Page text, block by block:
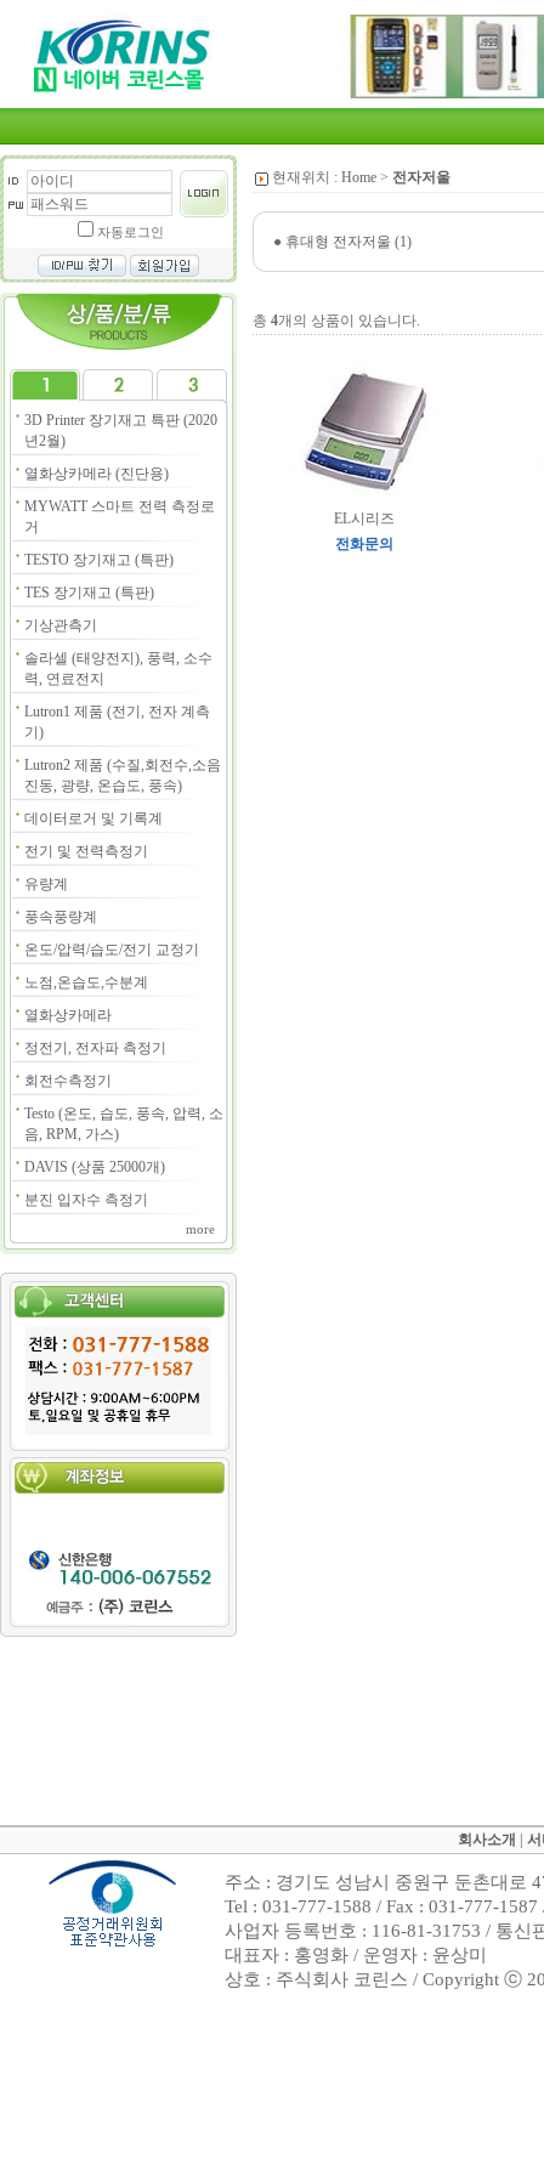
자동로그인
3D Printer 장기재고 특판 (2020
년2월)
열화상카메라 (진단용)
MYWATT 스마트 전력 측정로
거
TESTO 장기재고 (특판)
TES 장기재고 (특판)
기상관측기
솔라셀 (태양전지), 풍력, 소수
력, 연료전지
Lutron1 제품 (전기, 전자 계측
기)
Lutron2 제품 (수질,회전수,소음
진동, 광량, 온습도, 풍속)
데이터로거 및 기록계
전기 및 전력측정기
유량계
풍속풍량계
온도/압력/습도/전기 교정기
노점,온습도,수분계
열화상카메라
정전기, 전자파 측정기
회전수측정기
Testo (온도, 습도, 풍속, 압력, 소
음, RPM, 가스)
DAVIS (상품 25000개)
분진 입자수 측정기
more
현재위치 : Home > 전자저울
● 휴대형 전자저울 (1)
총 4개의 상품이 있습니다.
EL시리즈
전화문의
회사소개
주소 : 경기도 성남시 중원구 둔촌대로
Tel : 031-777-1588 / Fax : 031-777-
사업자 등록번호 : 116-81-31753 / 통신
대표자 : 홍영화 / 운영자 : 윤상미
상호 : 주식회사 코린스 / Copyright ⓒ